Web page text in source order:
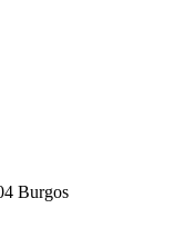
Burgos